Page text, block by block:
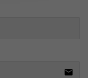
email